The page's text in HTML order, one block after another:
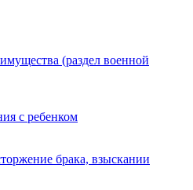
(раздел военной
с ребенком
брака, взыскании